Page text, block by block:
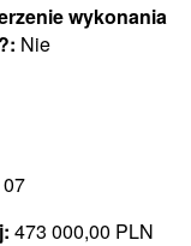
wykonania
Nie
473 000,00 PLN